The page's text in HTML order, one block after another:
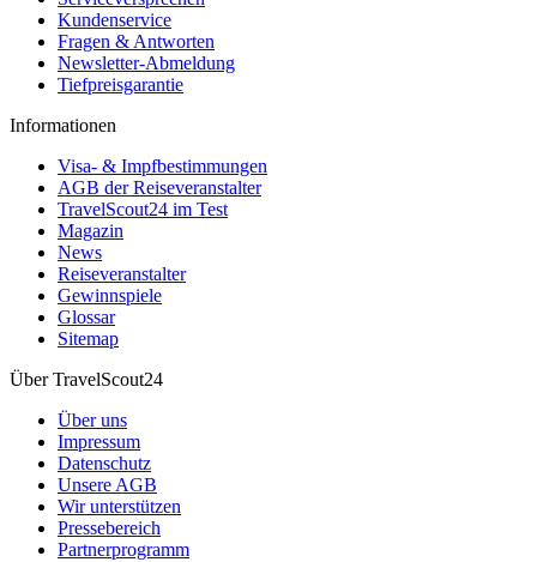
Kundenservice
Fragen & Antworten
Newsletter-Abmeldung
Tiefpreisgarantie
Informationen
Visa- & Impfbestimmungen
AGB der Reiseveranstalter
TravelScout24 im Test
Magazin
News
Reiseveranstalter
Gewinnspiele
Glossar
Sitemap
Über TravelScout24
Über uns
Impressum
Datenschutz
Unsere AGB
Wir unterstützen
Pressebereich
Partnerprogramm